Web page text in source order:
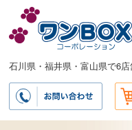
ン
ン
ツ
へ
石川県・福井県・富山県で6